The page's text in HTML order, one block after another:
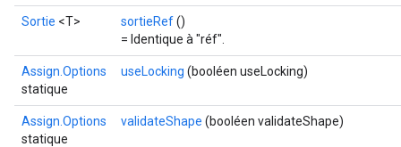
Sortie <T> sortieRef()
= Identique à "réf".
Assign.Options
statique
useLocking (booléen useLocking)
Assign.Options
statique
validateShape (booléen validateShape)